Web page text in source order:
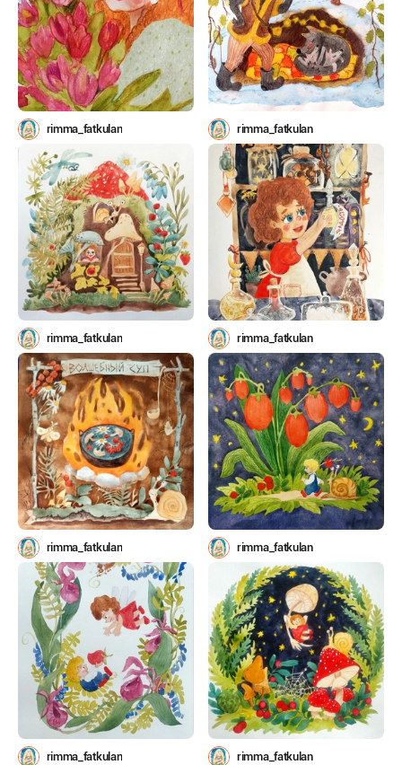
rimma_fatkulan rimma_fatkulan
rimma_fatkulan rimma_fatkulan
rimma_fatkulan rimma_fatkulan
rimma_fatkulan rimma_fatkulan